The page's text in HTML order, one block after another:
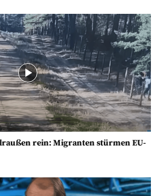
rein: Migranten stürmen EU-